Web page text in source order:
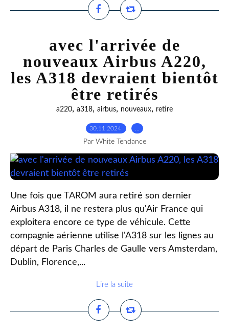
avec l'arrivée de
nouveaux Airbus A220,
les A318 devraient bientôt
être retirés
a220, a318, airbus, nouveaux, retire
30.11.2024
Par White Tendance
Une fois que TAROM aura retiré son dernier
Airbus A318, il ne restera plus qu'Air France qui
exploitera encore ce type de véhicule. Cette
compagnie aérienne utilise l'A318 sur les lignes au
départ de Paris Charles de Gaulle vers Amsterdam,
Dublin, Florence,...
Lire la suite